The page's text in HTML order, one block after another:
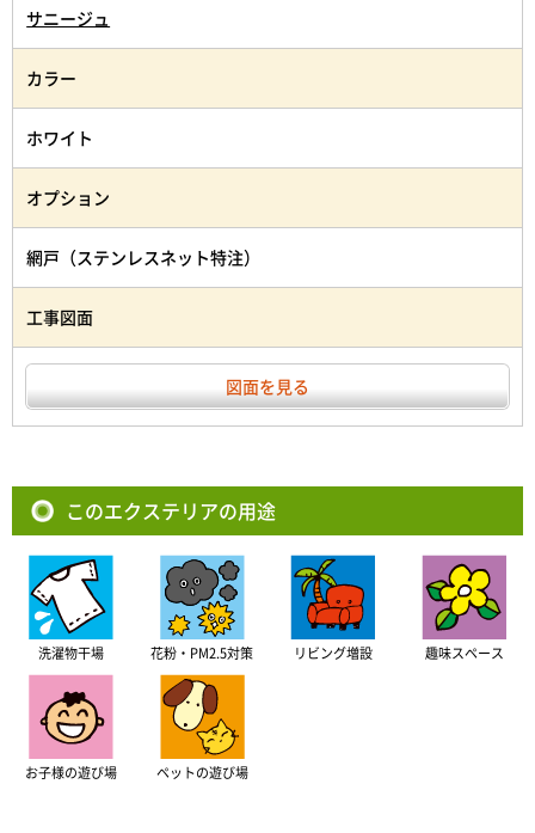
サニージュ
カラー
ホワイト
オプション
網戸（ステンレスネット特注）
工事図面
図面を見る
このエクステリアの用途
洗濯物干場 花粉・PM2.5対策 リビング増設 趣味スペース
お子様の遊び場 ペットの遊び場